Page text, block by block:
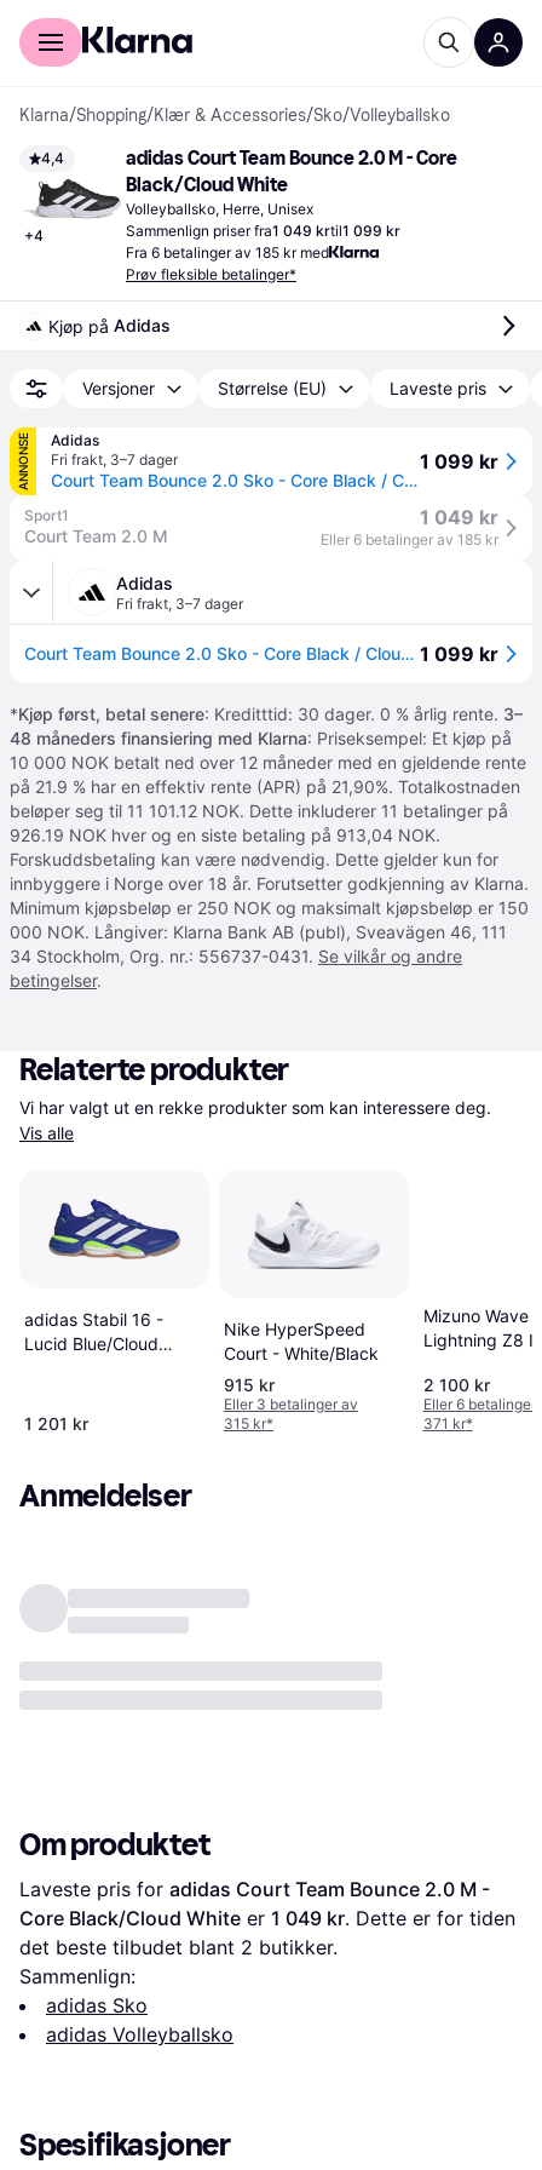
For kunder
Klarna/Shopping/Klær & Accessories/Sko/Volleyballsko
4,4
+4
adidas Court Team Bounce 2.0 M - Core
Black/Cloud White
Volleyballsko, Herre, Unisex
Sammenlign priser fra1 049 krtil1 099 kr
Fra 6 betalinger av 185 kr med
Prøv fleksible betalinger*
Kjøp på Adidas
Versjoner Størrelse (EU) Laveste pris
ANNONSE
Adidas
Fri frakt, 3–7 dager
Court Team Bounce 2.0 Sko - Core Black / Cloud White / Core Black - 45 1/3
1 099 kr
Sport1
Court Team 2.0 M
1 049 kr
Eller 6 betalinger av 185 kr
Adidas
Fri frakt, 3–7 dager
Court Team Bounce 2.0 Sko - Core Black / Cloud White / Core Black - 45 1/3 1 099 kr
*Kjøp først, betal senere: Kreditttid: 30 dager. 0 % årlig rente. 3–
48 måneders finansiering med Klarna: Priseksempel: Et kjøp på
10 000 NOK betalt ned over 12 måneder med en gjeldende rente
på 21.9 % har en effektiv rente (APR) på 21,90%. Totalkostnaden
beløper seg til 11 101.12 NOK. Dette inkluderer 11 betalinger på
926.19 NOK hver og en siste betaling på 913,04 NOK.
Forskuddsbetaling kan være nødvendig. Dette gjelder kun for
innbyggere i Norge over 18 år. Forutsetter godkjenning av Klarna.
Minimum kjøpsbeløp er 250 NOK og maksimalt kjøpsbeløp er 150
000 NOK. Långiver: Klarna Bank AB (publ), Sveavägen 46, 111
34 Stockholm, Org. nr.: 556737-0431. Se vilkår og andre
betingelser.
Relaterte produkter
Vis alle
adidas Stabil 16 -
Lucid Blue/Cloud
1 201 kr
Nike HyperSpeed
Court - White/Black
915 kr
Eller 3 betalinger av
315 kr*
Mizuno Wave
Lightning Z8
2 100 kr
Eller 6 betalinger
371 kr*
Anmeldelser
Om produktet
Laveste pris for adidas Court Team Bounce 2.0 M -
Core Black/Cloud White er 1 049 kr. Dette er for tiden
det beste tilbudet blant 2 butikker.
Sammenlign:
adidas Sko
adidas Volleyballsko
Spesifikasjoner